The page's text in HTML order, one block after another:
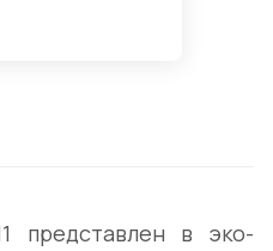
представлен в эко-